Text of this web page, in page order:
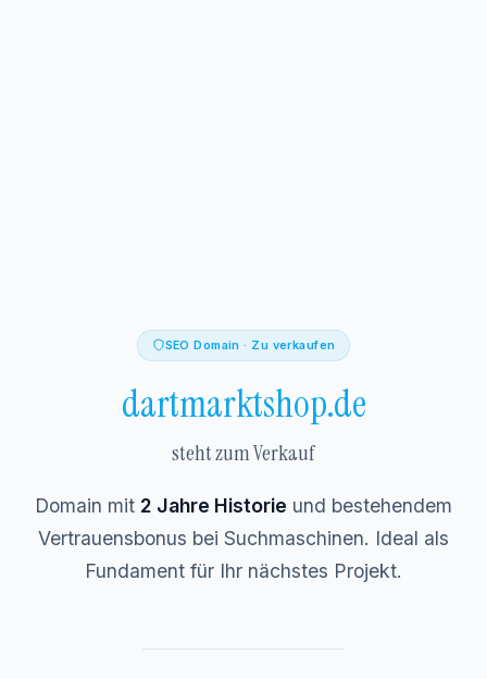
SEO Domain · Zu verkaufen
dartmarktshop.de
steht zum Verkauf
Domain mit 2 Jahre Historie und bestehendem
Vertrauensbonus bei Suchmaschinen. Ideal als
Fundament für Ihr nächstes Projekt.